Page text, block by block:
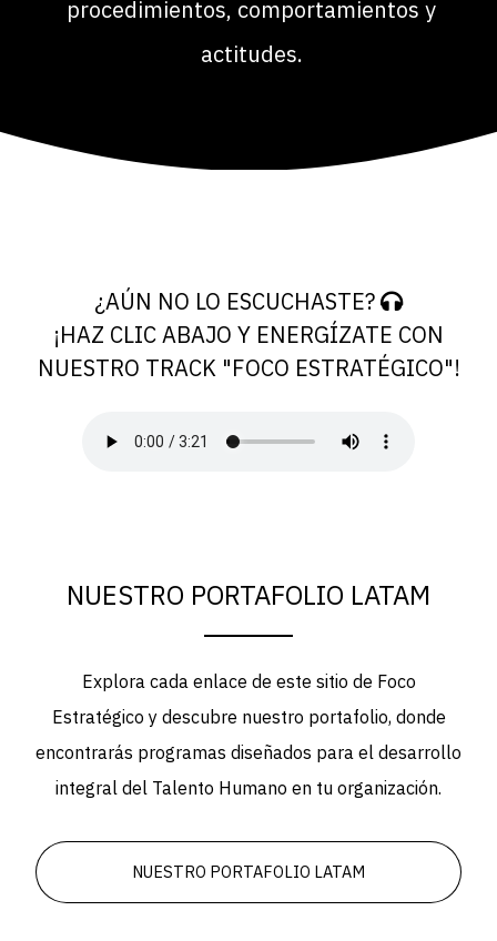
procedimientos, comportamientos y
actitudes.
¿AÚN NO LO ESCUCHASTE?
¡HAZ CLIC ABAJO Y ENERGÍZATE CON
NUESTRO TRACK "FOCO ESTRATÉGICO"!
NUESTRO PORTAFOLIO LATAM
Explora cada enlace de este sitio de Foco
Estratégico y descubre nuestro portafolio, donde
encontrarás programas diseñados para el desarrollo
integral del Talento Humano en tu organización.
NUESTRO PORTAFOLIO LATAM